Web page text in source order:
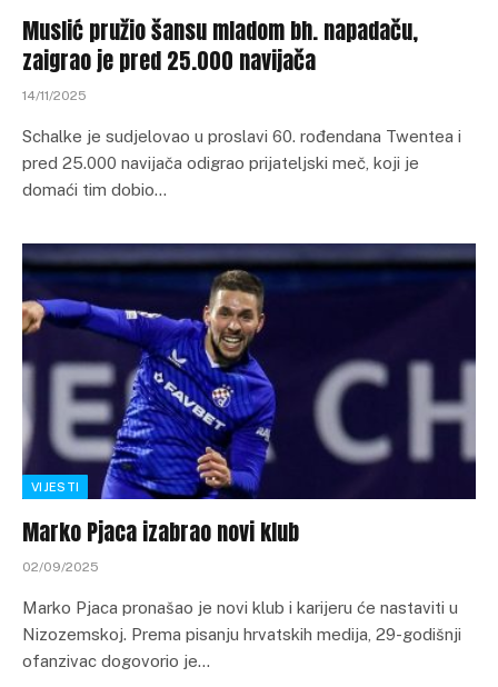
Muslić pružio šansu mladom bh. napadaču,
zaigrao je pred 25.000 navijača
14/11/2025
Schalke je sudjelovao u proslavi 60. rođendana Twentea i
pred 25.000 navijača odigrao prijateljski meč, koji je
domaći tim dobio…
VIJESTI
Marko Pjaca izabrao novi klub
02/09/2025
Marko Pjaca pronašao je novi klub i karijeru će nastaviti u
Nizozemskoj. Prema pisanju hrvatskih medija, 29-godišnji
ofanzivac dogovorio je…